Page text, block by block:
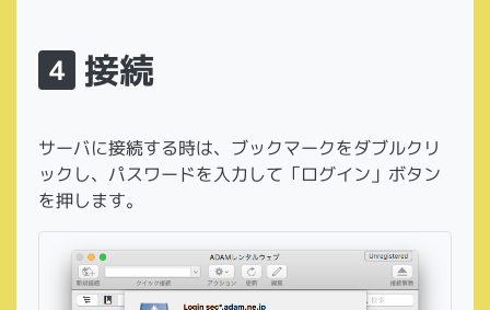
4 接続
サーバに接続する時は、ブックマークをダブルクリ
ックし、パスワードを入力して「ログイン」ボタン
を押します。